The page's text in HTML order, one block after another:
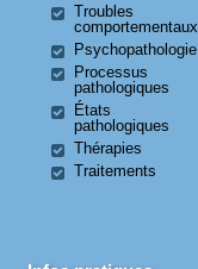
Troubles
comportementaux
Psychopathologie
Processus
pathologiques
États
pathologiques
Thérapies
Traitements